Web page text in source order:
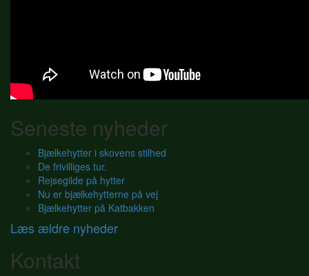
Seneste nyheder
Bjælkehytter i skovens stilhed
De frivilliges tur.
Rejsegilde på hytter
Nu er bjælkehytterne på vej
Bjælkehytter på Katbakken
Læs ældre nyheder
Kontakt